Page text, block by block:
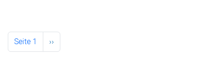
Seitennummerierung
Seite 1 Nächste Seite
››